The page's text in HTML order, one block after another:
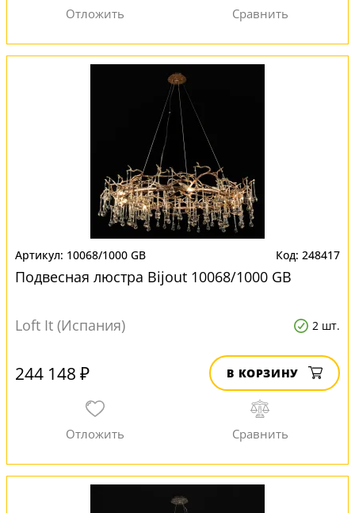
10068/1000 GB 248417
Подвесная люстра Bijout 10068/1000 GB
Loft It (Испания) 2 шт.
244 148 ₽ В КОРЗИНУ